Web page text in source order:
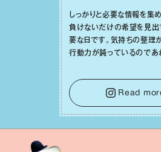
しっかりと必要な情報を集
負けないだけの希望を⾒出
要な⽇です。気持ちの整理
⾏動⼒が鈍っているのであ
を踏み出すのに役⽴つはず
意味での「癒し」や「治療
もあり、特に⼈間関係の改
つです。
Read